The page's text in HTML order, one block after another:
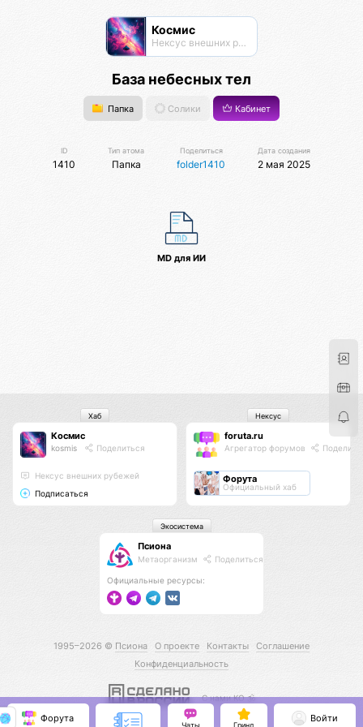
Космис
Нексус внешних рубежей
База небесных тел
Папка Солики Кабинет
ID
1410
Тип атома
Папка
Поделиться
folder1410
Дата создания
2 мая 2025
MD для ИИ
Космис
kosmis Поделиться
Нексус внешних рубежей
Подписаться
Хаб
foruta.ru
Агрегатор форумов
Форута
Официальный хаб
Нексус
Псиона
Метаорганизм Поделиться
Официальные ресурсы:
Экосистема
1995–2026 © Псиона О проекте Контакты
Соглашение
Конфиденциальность
С нами КО 🕉️
Форута
Чаты Гринд
Войти